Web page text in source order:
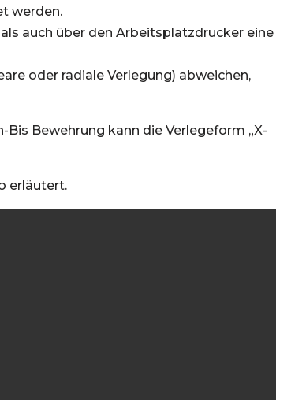
werden.
auch über den Arbeitsplatzdrucker eine
oder radiale Verlegung) abweichen,
Bewehrung kann die Verlegeform „X-
erläutert.